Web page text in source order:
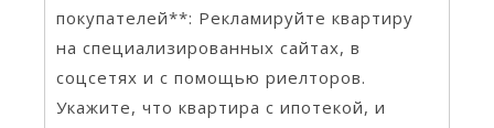
покупателей**: Рекламируйте квартиру
на специализированных сайтах, в
соцсетях и с помощью риелторов.
Укажите, что квартира с ипотекой, и